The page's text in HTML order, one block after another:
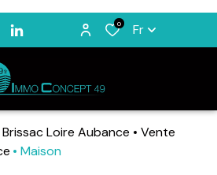
0 Fr
Brissac Loire Aubance
Vente
Maison